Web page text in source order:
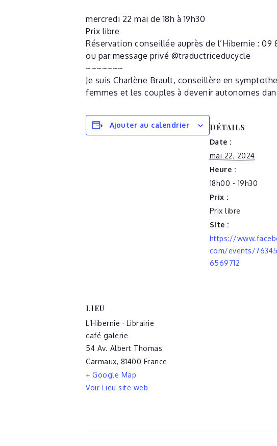
mercredi 22 mai de 18h à 19h30
Prix libre
Réservation conseillée auprès de l’Hibernie : 09
ou par message privé @traductriceducycle
~~~~~~~
Je suis Charlène Brault, conseillère en
femmes et les couples à devenir autonomes
Ajouter au calendrier DÉTAILS
Date :
mai 22, 2024
Heure :
18h00 - 19h30
Prix :
Prix libre
Site :
https://
com/events/
6569712
LIEU
L’Hibernie · Librairie
café galerie
54 Av. Albert Thomas
Carmaux, 81400 France
+ Google Map
Voir Lieu site web